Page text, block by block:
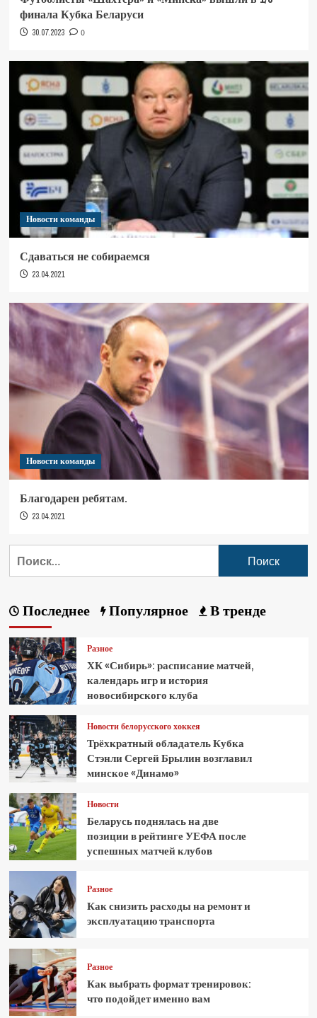
финала Кубка Беларуси
30.07.2023 0
Новости команды
Сдаваться не собираемся
23.04.2021
Новости команды
Благодарен ребятам.
23.04.2021
Последнее Популярное В тренде
Разное
ХК «Сибирь»: расписание матчей,
календарь игр и история
новосибирского клуба
Новости белорусского хоккея
Трёхкратный обладатель Кубка
Стэнли Сергей Брылин возглавил
минское «Динамо»
Новости
Беларусь поднялась на две
позиции в рейтинге УЕФА после
успешных матчей клубов
Разное
Как снизить расходы на ремонт и
эксплуатацию транспорта
Разное
Как выбрать формат тренировок:
что подойдет именно вам